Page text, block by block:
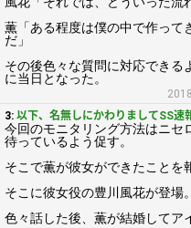
薫「ある程度は僕の中で作って
だ」
その後色々な質問に対応できる
に当日となった。
3: 以下、名無しにかわりましてSS速
今回のモニタリング方法はニセ
待っているよう促す。
そこで薫が彼女ができたことを
そこに彼女役の豊川風花が登場。
色々話した後、薫が結婚してア